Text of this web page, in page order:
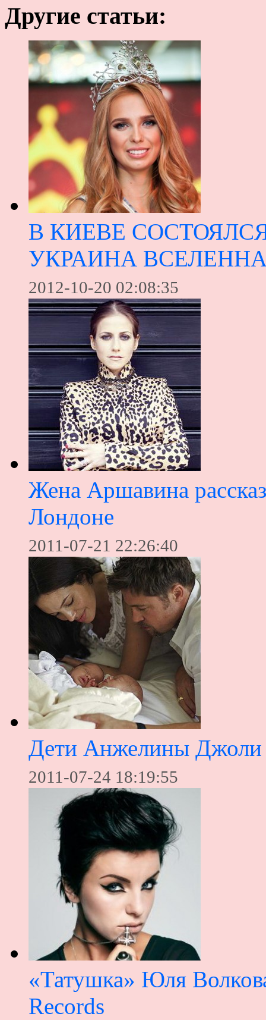
Другие статьи:
В КИЕВЕ
УКРАИНА
2012-10-20 02:08:35
Жена Аршавина
Лондоне
2011-07-21 22:26:40
Дети Анжелины Джоли
2011-07-24 18:19:55
«Татушка» Юля
Records